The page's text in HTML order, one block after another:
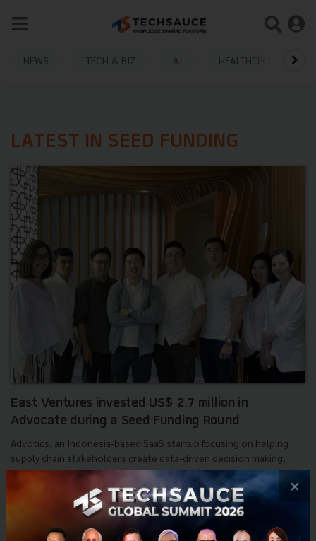
NEWS TECH & BIZ AI HEALTHTECH
LATEST IN SEED FUNDING
East Ventures invested US$ 2.7 million in
Advocate during a Seed Funding Round
Advotics, an Indonesia-based SaaS startup focusing on helping
supply chain stakeholders create data-driven decision making,
earlier today announced the closing of US$2.7 million se...
| ByTechsauce Team
Advotics Seed Funding East Ventures investment
×